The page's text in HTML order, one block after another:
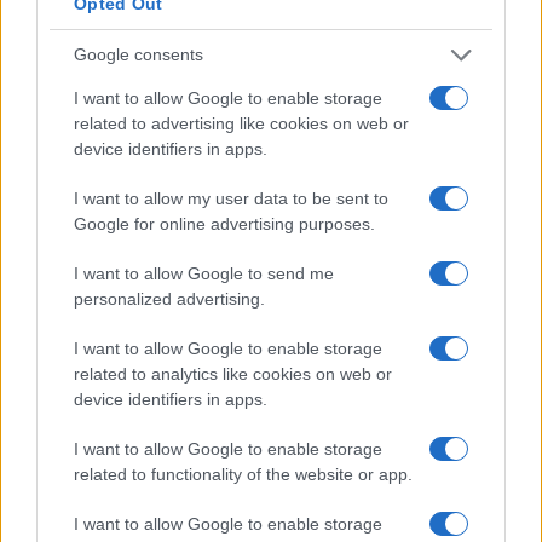
Google consents
I want to allow Google to enable storage
related to advertising like cookies on web or
device identifiers in apps.
I want to allow my user data to be sent to
Google for online advertising purposes.
I want to allow Google to send me
personalized advertising.
I want to allow Google to enable storage
related to analytics like cookies on web or
device identifiers in apps.
I want to allow Google to enable storage
related to functionality of the website or app.
I want to allow Google to enable storage
Un corso di laurea magistrale o qualsiasi
programma post-laurea in
costa da
203.000 coronedanesi a610.000 coronedanesi
e dura circa due anni. Questo è un bel
Non puoi davvero aspettarti alcun aumento di
stipendio durante il periodo di studio, ammesso che
tu abbia già un lavoro. Nella maggior parte dei casi,
titolo, viene effettuata una revisione dello stipendio.
come tattica per passare a un lavoro più retribuito. I
numeri sembrano supportare la teoria. L’aumento
medio della retribuzione durante il cambio di lavoro